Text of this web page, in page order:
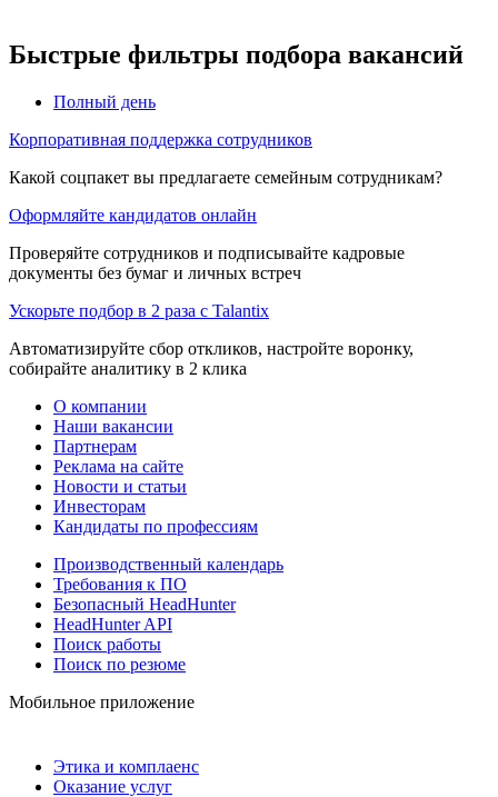
Быстрые фильтры подбора вакансий
Полный день
Корпоративная поддержка сотрудников
Какой соцпакет вы предлагаете семейным сотрудникам?
Оформляйте кандидатов онлайн
Проверяйте сотрудников и подписывайте кадровые
документы без бумаг и личных встреч
Ускорьте подбор в 2 раза с Talantix
Автоматизируйте сбор откликов, настройте воронку,
собирайте аналитику в 2 клика
О компании
Наши вакансии
Партнерам
Реклама на сайте
Новости и статьи
Инвесторам
Кандидаты по профессиям
Производственный календарь
Требования к ПО
Безопасный HeadHunter
HeadHunter API
Поиск работы
Поиск по резюме
Мобильное приложение
Этика и комплаенс
Оказание услуг